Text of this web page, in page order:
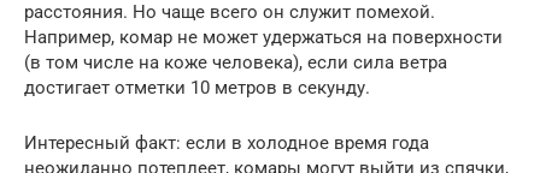
расстояния. Но чаще всего он служит помехой.
Например, комар не может удержаться на поверхности
(в том числе на коже человека), если сила ветра
достигает отметки 10 метров в секунду.
Интересный факт: если в холодное время года
неожиданно потеплеет, комары могут выйти из спячки,